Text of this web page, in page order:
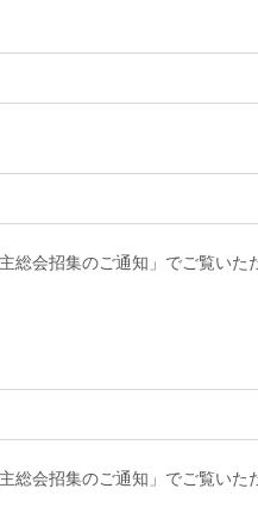
会招集のご通知」でご覧いた
会招集のご通知」でご覧いた